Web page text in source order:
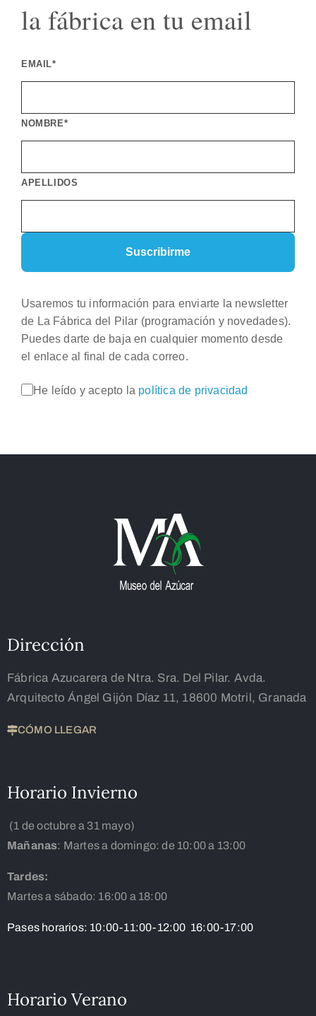
la fábrica en tu email
EMAIL*
NOMBRE*
APELLIDOS
Usaremos tu información para enviarte la newsletter
de La Fábrica del Pilar (programación y novedades).
Puedes darte de baja en cualquier momento desde
el enlace al final de cada correo.
He leído y acepto la política de privacidad
Dirección
Fábrica Azucarera de Ntra. Sra. Del Pilar. Avda.
Arquitecto Ángel Gijón Díaz 11, 18600 Motril, Granada
CÓMO LLEGAR
Horario Invierno
(1 de octubre a 31 mayo)
Mañanas: Martes a domingo: de 10:00 a 13:00
Tardes:
Martes a sábado: 16:00 a 18:00
Pases horarios: 10:00-11:00-12:00 16:00-17:00
Horario Verano